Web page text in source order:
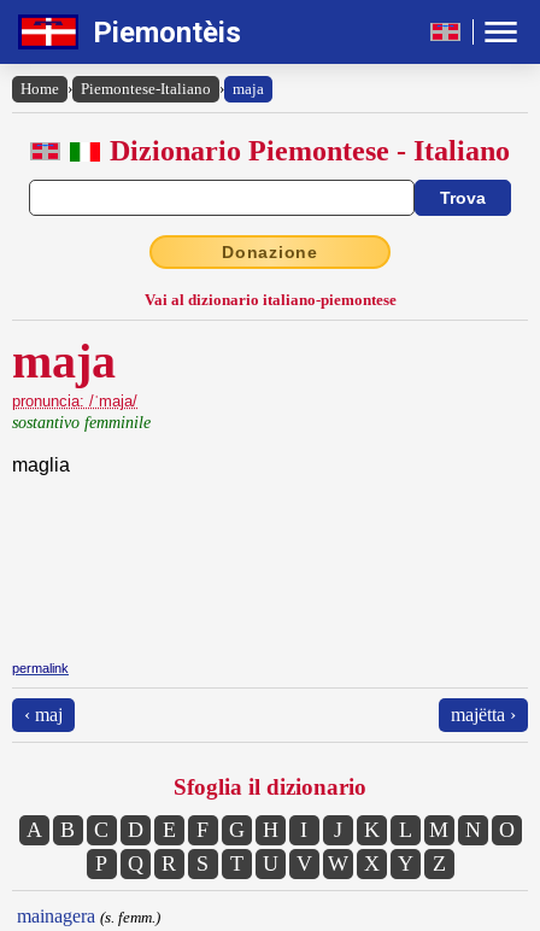
Piemontèis
Home › Piemontese-Italiano › maja
Dizionario Piemontese - Italiano
Donazione
Vai al dizionario italiano-piemontese
maja
pronuncia: /ˈmaja/
sostantivo femminile
maglia
permalink
‹ maj majëtta ›
Sfoglia il dizionario
A B C D E F G H I J K L M N
O
P
Q R S T U V W X Y Z
mainagera (s. femm.)